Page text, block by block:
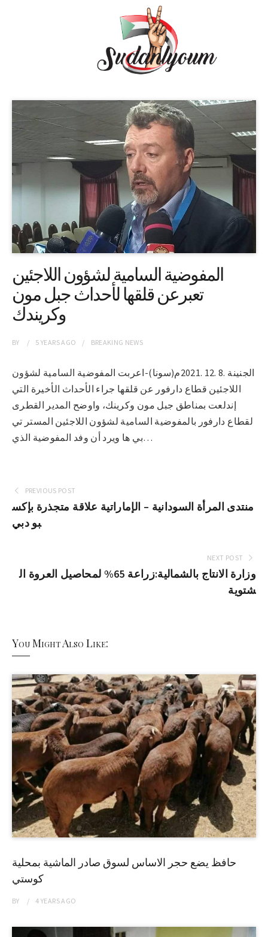
المفوضية السامية لشؤون اللاجئين
تعبرعن قلقها لأحداث جبل مون
وكريندك
BY 5 YEARSAGO BREAKING NEWS
الجنينة .8 .12 .2021م(سونا)-اعربت المفوضية السامية لشؤون
اللاجئين قطاع دارفور عن قلقها جراء الأحداث الأخيرة التي
إندلعت بمناطق جبل مون وكرينك، واوضح المدير القطرى
لقطاع دارفور بالمفوضية السامية لشؤون اللاجئين المستر تي
بي ها ويرد أن وفد المفوضية الذي…
PREVIOUS POST
منتدى المرأة السودانية – الإماراتية علاقة متجذرة بإكس
بو دبي
NEXT POST
وزارة الانتاج بالشمالية:زراعة 65% لمحاصيل العروة ال
شتوية
You Might Also Like:
حافظ يضع حجر الاساس لسوق صادر الماشية بمحلية
كوستي
BY 4 YEARSAGO